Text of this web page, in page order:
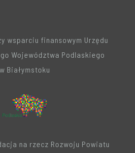
wsparciu finansowym Urzędu
Województwa Podlaskiego
w Białymstoku
na rzecz Rozwoju Powiatu